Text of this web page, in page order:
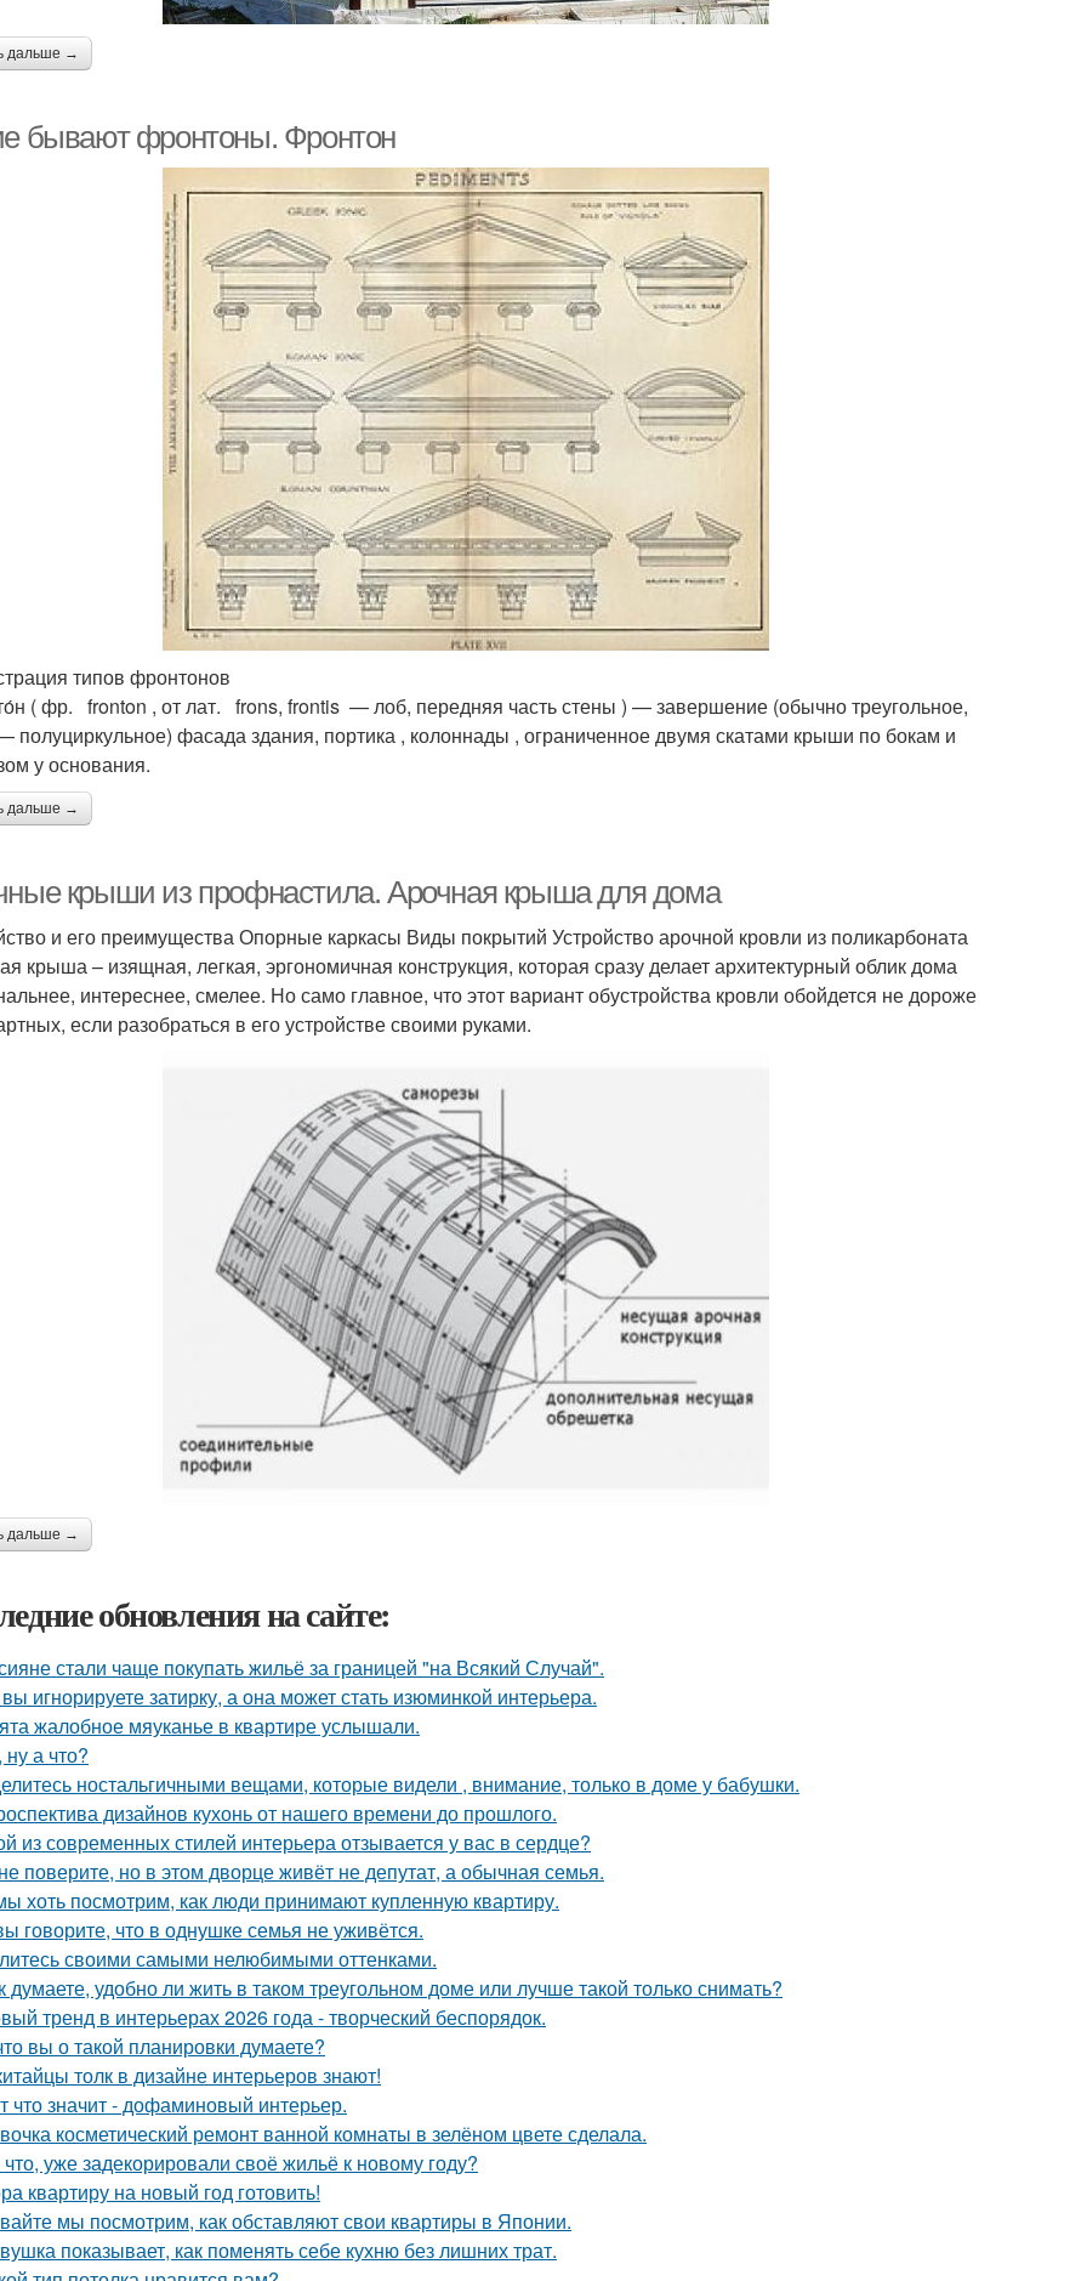
дальше →
бывают фронтоны. Фронтон
типов фронтонов
( фр. fronton , от лат. frons, frontis — лоб, передняя часть стены ) — завершение (обычно треугольное,
полуциркульное) фасада здания, портика , колоннады , ограниченное двумя скатами крыши по бокам и
у основания.
дальше →
крыши из профнастила. Арочная крыша для дома
и его преимущества Опорные каркасы Виды покрытий Устройство арочной кровли из поликарбоната
крыша – изящная, легкая, эргономичная конструкция, которая сразу делает архитектурный облик дома
интереснее, смелее. Но само главное, что этот вариант обустройства кровли обойдется не дороже
если разобраться в его устройстве своими руками.
дальше →
обновления на сайте:
стали чаще покупать жильё за границей "на Всякий Случай".
игнорируете затирку, а она может стать изюминкой интерьера.
жалобное мяуканье в квартире услышали.
ну а что?
ностальгичными вещами, которые видели , внимание, только в доме у бабушки.
дизайнов кухонь от нашего времени до прошлого.
из современных стилей интерьера отзывается у вас в сердце?
поверите, но в этом дворце живёт не депутат, а обычная семья.
хоть посмотрим, как люди принимают купленную квартиру.
говорите, что в однушке семья не уживётся.
своими самыми нелюбимыми оттенками.
думаете, удобно ли жить в таком треугольном доме или лучше такой только снимать?
тренд в интерьерах 2026 года - творческий беспорядок.
вы о такой планировки думаете?
толк в дизайне интерьеров знают!
что значит - дофаминовый интерьер.
косметический ремонт ванной комнаты в зелёном цвете сделала.
уже задекорировали своё жильё к новому году?
квартиру на новый год готовить!
мы посмотрим, как обставляют свои квартиры в Японии.
показывает, как поменять себе кухню без лишних трат.